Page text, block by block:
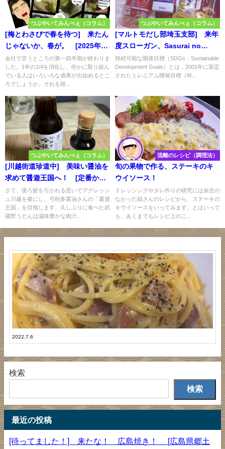
つぶやいてみんべぇ（コラム）
[梅とわさびで春を待つ] 来たん
じゃないか、春が。 [2025年３
月度まとめ]
会社で言うところの第一四半期が終わりま
した。1年の1/4を消化し、何かに取り組ん
でいる人はいろいろな成果が出始めるとこ
ろでしょうか。それを踏...
つぶやいてみんべぇ（コラム）
[マルトモだし部埼玉支部] 来年
度スローガン、Sasurai no
Daidokoro Great satisfaction!
(S.D.G.s)を掲げろ！ [さぁ、年
末まで走り切るよ！]
持続可能な開発目標（SDGs：Sustainable
Development Goals）とは，2001年に策定
されたミレニアム開発目標（M...
つぶやいてみんべぇ（コラム）
[川越街道珍道中] 美味い醤油を
求めて醤遊王国へ！ [定番から
珍しいものまでいっぱい！]
さて、後ろ髪を引かれる思いでアグレッシ
ュ川越を後にし、弓削多醤油さんの「醤遊
王国」を目指します。久しぶりに食べた武
蔵野うどんは滋味豊かな肉汁...
流離のレシピ（調理法）
旬の果物で作る、ステーキのキ
ウイソース！
ドレッシングやタレ作りの研究には余念の
なかった姐さんのレシピから、ステーキの
キウイソースをいってみます。とはいって
も、あくまでもレシピ上のこ...
武
蔵
野
ア
ベ
ン
ジ
ャ
ー
美
味
し
い
は
正
2022.7.6
検索
検索
最近の投稿
[待ってました！] 来たな！ 広島焼き！ [広島県郷土